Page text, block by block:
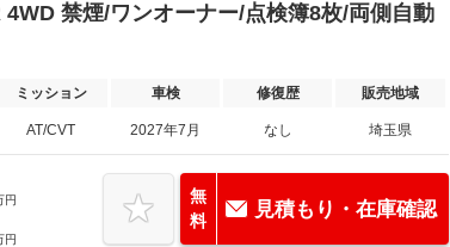
禁煙/ワンオーナー/点検簿8枚/両側自動
ミッション 車検 修復歴 販売地域
AT/CVT 2027年7月 なし 埼玉県
円
円
無
料
見積もり・在庫確認